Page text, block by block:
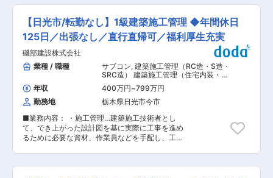
すので積極的な資格取得を奨励しております。 ま
た、経験豊富な技術者がおり、慣れるまでは2名
体制で現場をご担当いただきますので、手に職つ
けて働くキャリアの一歩を踏み出すことが可能で
す。 ■働き方 ・基本土日祝休み（年間休日120
日）、年末年始休暇や夏季休暇もあります。 ・残
業は1日平均1時間半ほど、夜間対応はありませ
ん。 ・交通費は別途全額支給のほか、マイカー通
勤の方には車両手当として月3万円支給します。
・転勤はなし、再雇用制度もあるため地元で腰を
据えて働くことが可能です。 ■当社の特徴/魅力
・能力や実績に応じて随時昇給を行っており、将
来的な幹部候補としてキャリア形成を目指しやす
ンエリアとし、地域密着型でお客様のご要望にお
応えしております。住宅建築から商業建築まで、
検査員の育成にも注力いただきたいと考えており
ます。 ■担当業務詳細： 入社後まもなくは工場
での加工処理作業や検査業務に携わっていただき
ます。 工場スタッフとのコミュニケーションを取
ることは、その後の円滑な業務遂行にも繋がって
いきます。 ≪品質管理としての業務≫ ・アルマ
イト加工製品の寸法・外観・皮膜特性（膜厚、硬
さ、耐食性など）の検査・測定 ・検査基準書、検
査成績書、工程内チェックシートなど品質関連文
書の作成・管理 ・不良発生時の原因分析（4M、
なぜなぜ分析など）と再発防止策の立案・実施フ
ォロー ・加工条件・検査方法の標準化および作業
手順書の整備・改善 ・顧客クレーム対応（事実確
認、原因究明、対策立案、報告書作成） ・ISO等
の品質マネジメントシステムの運用・内部監査対
応 ・工程内パトロール、品質データの収集・分析
【日光市/転勤なし】1級建築施工管理 ◆年間休日
125日／出張なし／直行直帰可／福利厚生充実
磯部建設株式会社
業種 / 職種
サブコン, 建築施工管理（RC造・S造・
SRC造） 建築施工管理（住宅内装・リ
フォーム・インテリア）
年収 400万円~799万円
勤務地
栃木県日光市今市
■業務内容： ・施工管理…建築施工技術者とし
て、でき上がった設計図を基に実際に工事を進め
るために必要な資材、作業員などを手配し、工事
公庁の案件5割、その他、地域の大きい工場・個